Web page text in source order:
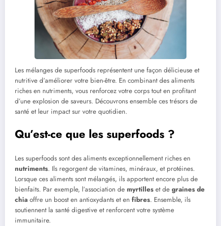
Les mélanges de superfoods représentent une façon délicieuse et
nutritive d’améliorer votre bien-être. En combinant des aliments
riches en nutriments, vous renforcez votre corps tout en profitant
d’une explosion de saveurs. Découvrons ensemble ces trésors de
santé et leur impact sur votre quotidien.
Qu’est-ce que les superfoods ?
Les superfoods sont des aliments exceptionnellement riches en
nutriments. Ils regorgent de vitamines, minéraux, et protéines.
Lorsque ces aliments sont mélangés, ils apportent encore plus de
bienfaits. Par exemple, l’association de myrtilles et de graines de
chia offre un boost en antioxydants et en fibres. Ensemble, ils
soutiennent la santé digestive et renforcent votre système
immunitaire.